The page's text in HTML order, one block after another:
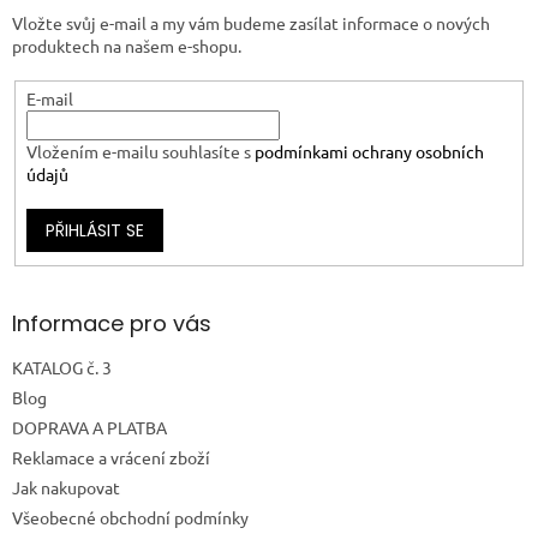
Vložte svůj e-mail a my vám budeme zasílat informace o nových
produktech na našem e-shopu.
E-mail
Vložením e-mailu souhlasíte s podmínkami ochrany osobních
údajů
PŘIHLÁSIT SE
Informace pro vás
KATALOG č. 3
Blog
DOPRAVA A PLATBA
Reklamace a vrácení zboží
Jak nakupovat
Všeobecné obchodní podmínky